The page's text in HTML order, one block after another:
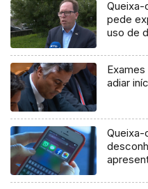
Queixa-
pede
uso de
adiar
Queixa-